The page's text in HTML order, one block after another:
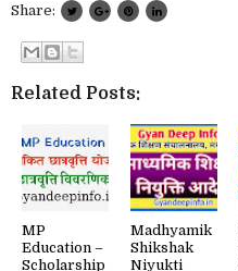
Share:
Related Posts:
MP
Education –
Scholarship
Madhyamik
Shikshak
Niyukti